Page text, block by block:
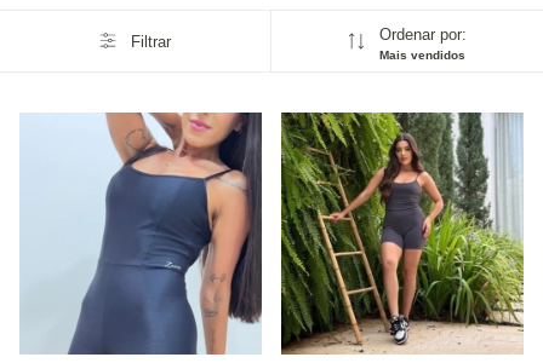
Filtrar Ordenar por:
Mais vendidos